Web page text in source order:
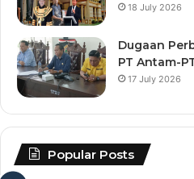
18 July 2026
Dugaan
PT Antam-
17 July 2026
Popular Posts